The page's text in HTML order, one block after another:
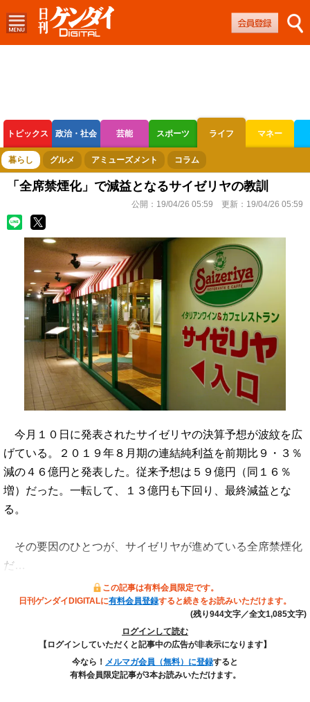
トピックス 政治・社会 芸能 スポーツ ライフ マネー
ボートレース 競輪 オートレース
暮らし グルメ アミューズメント コラム
「全席禁煙化」で減益となるサイゼリヤの教訓
公開： 19/04/26 05:59 更新： 19/04/26 05:59
今月１０日に発表されたサイゼリヤの決算予想が波紋を広
げている。２０１９年８月期の連結純利益を前期比９・３％
減の４６億円と発表した。従来予想は５９億円（同１６％
増）だった。一転して、１３億円も下回り、最終減益とな
る。
その要因のひとつが、サイゼリヤが進めている全席禁煙化
だ…
この記事は有料会員限定です。
日刊ゲンダイDIGITALに有料会員登録すると続きをお読みいただけます。
(残り944文字／全文1,085文字)
ログインして読む
【ログインしていただくと記事中の広告が非表示になります】
今なら！ メルマガ会員（無料）に登録すると
有料会員限定記事が3本お読みいただけます。